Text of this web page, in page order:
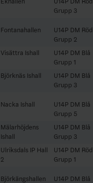
Grupp 3
Fontanahallen
U14P DM Röd
Grupp 2
Visättra Ishall
U14P DM Blå
Grupp 1
Björknäs Ishall
U14P DM Blå
Grupp 3
Nacka Ishall
U14P DM Blå
Grupp 5
Mälarhöjdens
Ishall
U14P DM Blå
Grupp 3
Ulriksdals IP Hall
2
U14P DM Röd
Grupp 1
Björkängshallen
U14P DM Blå